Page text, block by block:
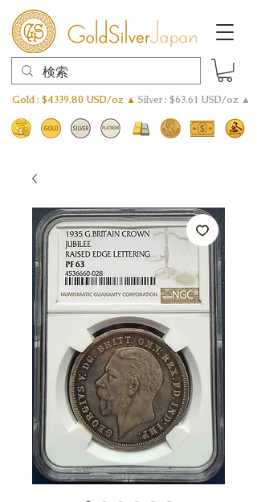
Gold : $4339.80 USD/oz ▲ Silver : $63.61 USD/oz ▲